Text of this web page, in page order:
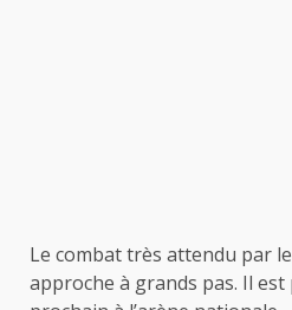
Le combat très attendu par
approche à grands pas. Il est